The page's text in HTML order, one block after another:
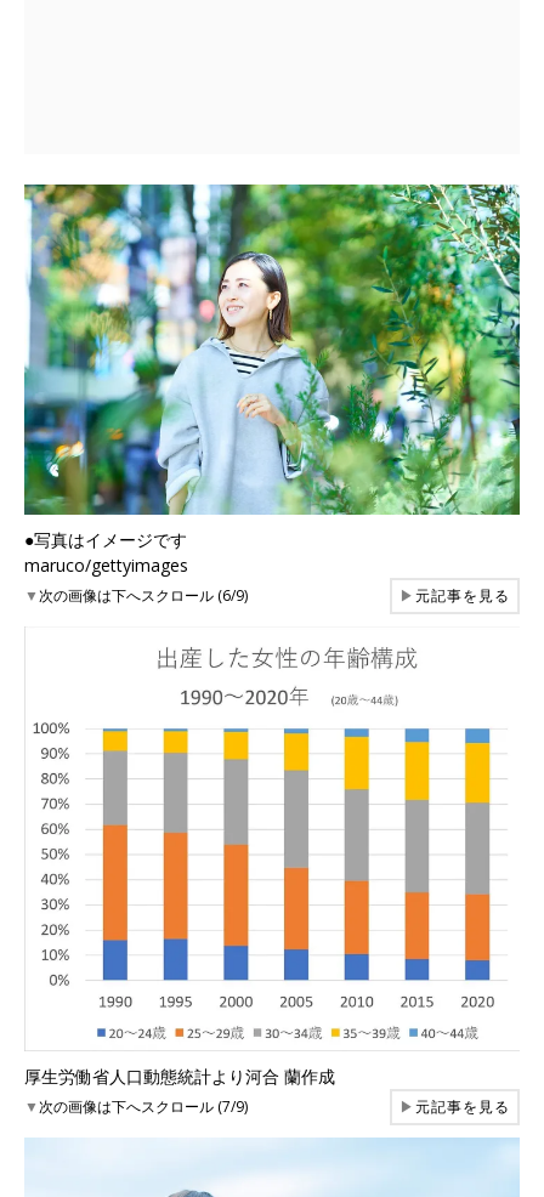
●写真はイメージです
maruco/gettyimages
▼次の画像は下へスクロール (6/9) ▶元記事を見る
厚生労働省人口動態統計より河合 蘭作成
▼次の画像は下へスクロール (7/9) ▶元記事を見る